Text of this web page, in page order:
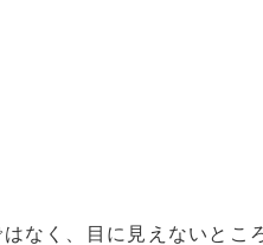
なく、目に見えないとこ